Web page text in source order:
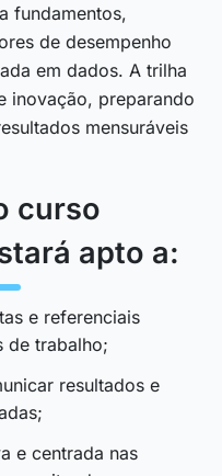
fundamentos,
de desempenho
em dados. A trilha
inovação, preparando
mensuráveis
curso
apto a:
e referenciais
de trabalho;
resultados e
e centrada nas